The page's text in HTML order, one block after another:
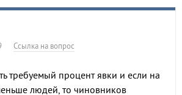
Ссылка на вопрос
требуемый процент явки и если на
людей, то чиновников